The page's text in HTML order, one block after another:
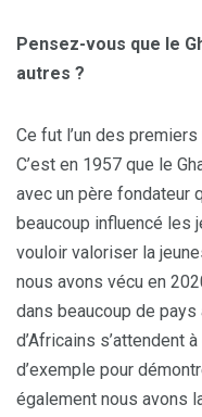
Pensez-vous que le
autres ?
Ce fut l’un des
C’est en 1957 que le
avec un père fondateur
beaucoup influencé les
vouloir valoriser la
nous avons vécu en
dans beaucoup de
d’Africains s’attendent
d’exemple pour
également nous avons